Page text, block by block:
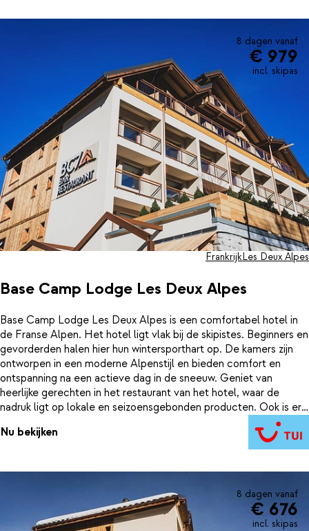
8 dagen vanaf
€ 979
incl. skipas
Base Camp Lodge Les Deux Alpes
FrankrijkLes Deux Alpes
Base Camp Lodge Les Deux Alpes is een comfortabel hotel in
de Franse Alpen. Het hotel ligt vlak bij de skipistes. Beginners en
gevorderden halen hier hun wintersporthart op. De kamers zijn
ontworpen in een moderne Alpenstijl en bieden comfort en
ontspanning na een actieve dag in de sneeuw. Geniet van
heerlijke gerechten in het restaurant van het hotel, waar de
nadruk ligt op lokale en seizoensgebonden producten. Ook is er
een gezellige bar waar je onder het genot van een drankje de
dag nog even bespreekt. Bij Base Camp Lodge Les Deux Alpes
Nu bekijken
8 dagen vanaf
€ 676
incl. skipas